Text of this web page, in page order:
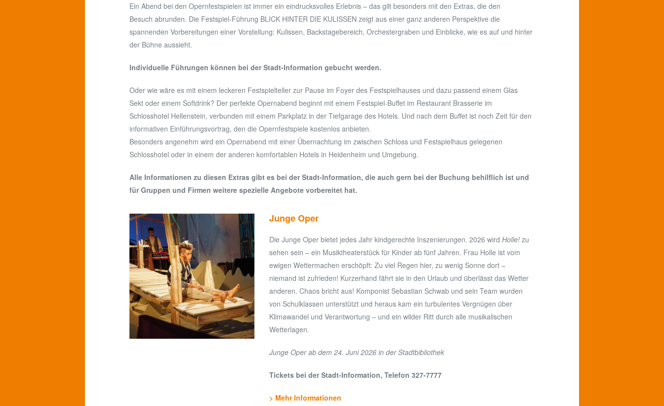
Ein Abend bei den Opernfestspielen ist immer ein eindrucksvolles Erlebnis – das gilt besonders mit den Extras, die den
Besuch abrunden. Die Festspiel-Führung BLICK HINTER DIE KULISSEN zeigt aus einer ganz anderen Perspektive die
spannenden Vorbereitungen einer Vorstellung: Kulissen, Backstagebereich, Orchestergraben und Einblicke, wie es auf und hinter
der Bühne aussieht.
Individuelle Führungen können bei der Stadt-Information gebucht werden.
Oder wie wäre es mit einem leckeren Festspielteller zur Pause im Foyer des Festspielhauses und dazu passend einem Glas
Sekt oder einem Softdrink? Der perfekte Opernabend beginnt mit einem Festspiel-Buffet im Restaurant Brasserie im
Schlosshotel Hellenstein, verbunden mit einem Parkplatz in der Tiefgarage des Hotels. Und nach dem Buffet ist noch Zeit für den
informativen Einführungsvortrag, den die Opernfestspiele kostenlos anbieten.
Besonders angenehm wird ein Opernabend mit einer Übernachtung im zwischen Schloss und Festspielhaus gelegenen
Schlosshotel oder in einem der anderen komfortablen Hotels in Heidenheim und Umgebung.
Alle Informationen zu diesen Extras gibt es bei der Stadt-Information, die auch gern bei der Buchung behilflich ist und
für Gruppen und Firmen weitere spezielle Angebote vorbereitet hat.
Junge Oper
Die Junge Oper bietet jedes Jahr kindgerechte Inszenierungen. 2026 wirdHolle! zu
sehen sein – ein Musiktheaterstück für Kinder ab fünf Jahren. Frau Holle ist vom
ewigen Wettermachen erschöpft: Zu viel Regen hier, zu wenig Sonne dort –
niemand ist zufrieden! Kurzerhand fährt sie in den Urlaub und überlässt das Wetter
anderen. Chaos bricht aus! Komponist Sebastian Schwab und sein Team wurden
von Schulklassen unterstützt und heraus kam ein turbulentes Vergnügen über
Klimawandel und Verantwortung – und ein wilder Ritt durch alle musikalischen
Wetterlagen.
Junge Oper ab dem 24. Juni 2026 in der Stadtbibliothek
Tickets bei der Stadt-Information, Telefon 327-7777
> Mehr Informationen